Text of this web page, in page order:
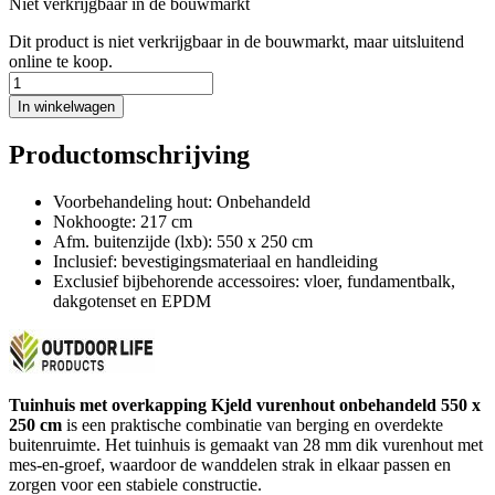
Dit product is niet verkrijgbaar in de bouwmarkt, maar uitsluitend
online te koop.
In winkelwagen
Productomschrijving
Voorbehandeling hout: Onbehandeld
Nokhoogte: 217 cm
Afm. buitenzijde (lxb): 550 x 250 cm
Inclusief: bevestigingsmateriaal en handleiding
Exclusief bijbehorende accessoires: vloer, fundamentbalk,
dakgotenset en EPDM
Tuinhuis met overkapping Kjeld vurenhout onbehandeld 550 x
250 cm is een praktische combinatie van berging en overdekte
buitenruimte. Het tuinhuis is gemaakt van 28 mm dik vurenhout met
mes-en-groef, waardoor de wanddelen strak in elkaar passen en
zorgen voor een stabiele constructie.